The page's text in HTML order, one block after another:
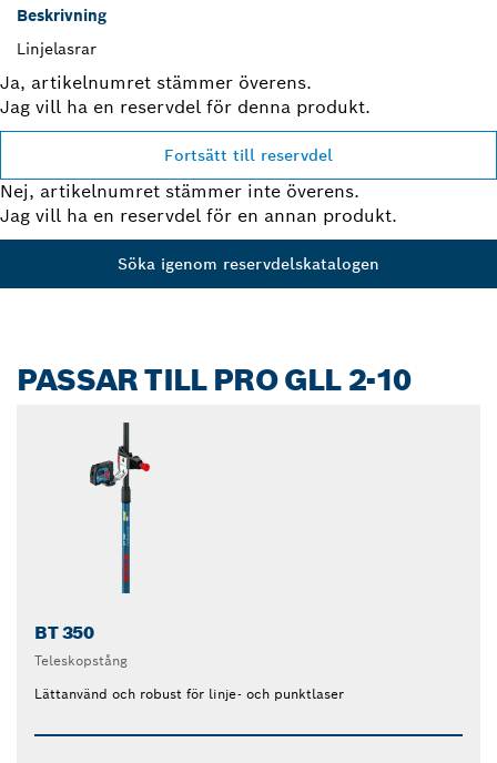
Beskrivning
Linjelasrar
Ja, artikelnumret stämmer överens.
Jag vill ha en reservdel för denna produkt.
Fortsätt till reservdel
Nej, artikelnumret stämmer inte överens.
Jag vill ha en reservdel för en annan produkt.
Söka igenom reservdelskatalogen
PASSAR TILL PRO GLL 2-10
BT 350
Teleskopstång
Lättanvänd och robust för linje- och punktlaser